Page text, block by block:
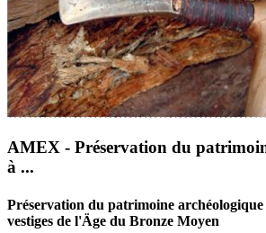
AMEX - Préservation du
à ...
Préservation du patrimoine archéologique
vestiges de l'Äge du Bronze Moyen